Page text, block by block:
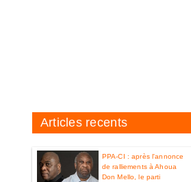
Articles recents
PPA-CI : après l'annonce
de ralliements à Ahoua
Don Mello, le parti